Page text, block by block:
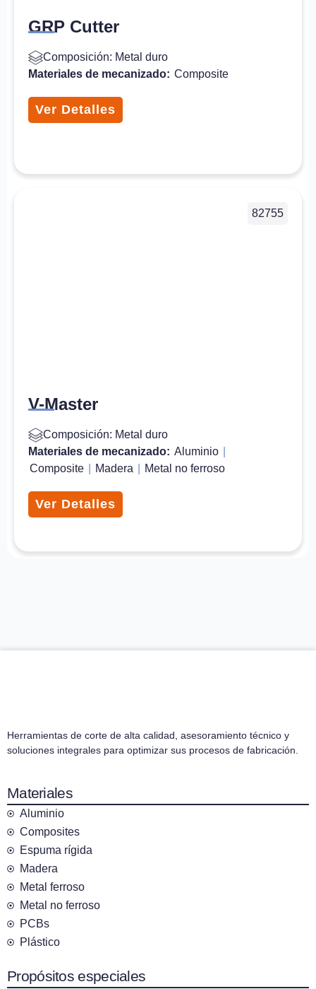
GRP Cutter
Composición: Metal duro
Materiales de mecanizado: Composite
Ver Detalles
82755
V-Master
Composición: Metal duro
Materiales de mecanizado: Aluminio
Composite
Madera Metal no ferroso
Ver Detalles
Herramientas de corte de alta calidad, asesoramiento técnico y
soluciones integrales para optimizar sus procesos de fabricación.
Materiales
Aluminio
Composites
Espuma rígida
Madera
Metal ferroso
Metal no ferroso
PCBs
Plástico
Propósitos especiales